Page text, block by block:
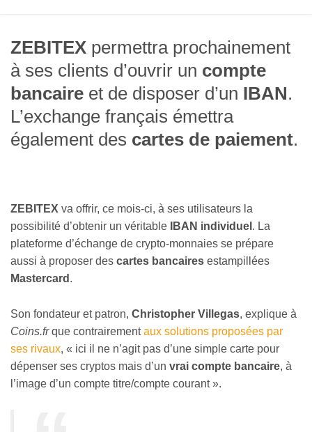
ZEBITEX permettra prochainement
à ses clients d’ouvrir un compte
bancaire et de disposer d’un IBAN.
L’exchange français émettra
également des cartes de paiement.
ZEBITEX va offrir, ce mois-ci, à ses utilisateurs la
possibilité d’obtenir un véritable
IBAN individuel . La
plateforme d’échange de crypto-monnaies se prépare
aussi à proposer des cartes bancaires estampillées
Mastercard .
Son fondateur et patron, Christopher Villegas, explique à
Coins.frque contrairementaux solutions proposées par
ses rivaux, « ici il ne n’agit pas d’une simple carte pour
dépenser ses cryptos mais d’un vrai compte bancaire, à
l’image d’un compte titre/compte courant ».